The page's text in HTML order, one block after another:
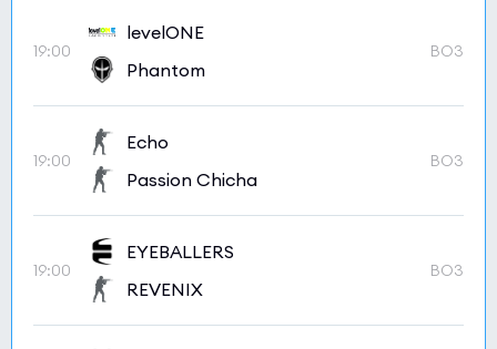
19:00
levelONE
Phantom
BO3
19:00
Echo
Passion Chicha
BO3
19:00
EYEBALLERS
REVENIX
BO3